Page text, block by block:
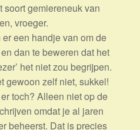
soort gemiereneuk van
vroeger.
een handje van om de
dan te beweren dat het
het niet zou begrijpen.
gewoon zelf niet, sukkel!
toch? Alleen niet op de
omdat je al jaren
beheerst. Dat is precies